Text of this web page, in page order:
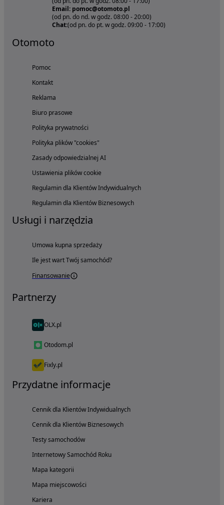
Email: pomoc@otomoto.pl
(od pn. do nd. w godz. 08:00 - 20:00)
Chat:(od pn. do pt. w godz. 09:00 - 17:00)
Otomoto
Pomoc
Kontakt
Reklama
Biuro prasowe
Polityka prywatności
Polityka plików "cookies"
Zasady odpowiedzialnej AI
Ustawienia plików cookie
Regulamin dla Klientów Indywidualnych
Regulamin dla Klientów Biznesowych
Usługi i narzędzia
Umowa kupna sprzedaży
Ile jest wart Twój samochód?
Finansowanie
Partnerzy
OLX.pl
Otodom.pl
Fixly.pl
Przydatne informacje
Cennik dla Klientów Indywidualnych
Cennik dla Klientów Biznesowych
Testy samochodów
Internetowy Samochód Roku
Mapa kategorii
Mapa miejscowości
Kariera